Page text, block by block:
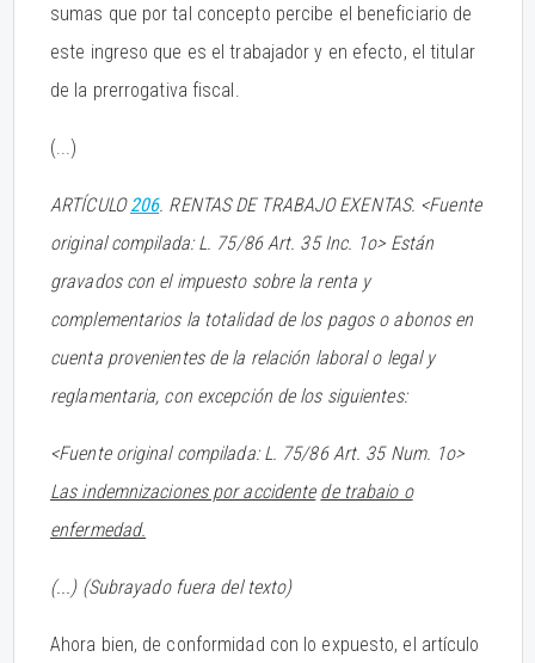
sumas que por tal concepto percibe el beneficiario de
este ingreso que es el trabajador y en efecto, el titular
de la prerrogativa fiscal.
(...)
ARTÍCULO206. RENTAS DE TRABAJO EXENTAS. <Fuente
original compilada: L. 75/86 Art. 35 Inc. 1o> Están
gravados con el impuesto sobre la renta y
complementarios la totalidad de los pagos o abonos en
cuenta provenientes de la relación laboral o legal y
reglamentaria, con excepción de los siguientes:
<Fuente original compilada: L. 75/86 Art. 35 Num. 1o>
Las indemnizaciones por accidente de trabaio o
enfermedad.
(...) (Subrayado fuera del texto)
Ahora bien, de conformidad con lo expuesto, el artículo